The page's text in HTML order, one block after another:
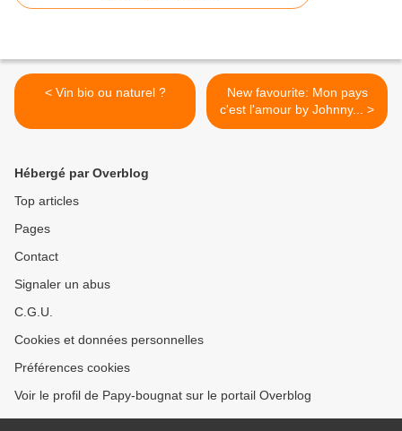
< Vin bio ou naturel ?
New favourite: Mon pays
c'est l'amour by Johnny... >
Hébergé par Overblog
Top articles
Pages
Contact
Signaler un abus
C.G.U.
Cookies et données personnelles
Préférences cookies
Voir le profil de Papy-bougnat sur le portail Overblog